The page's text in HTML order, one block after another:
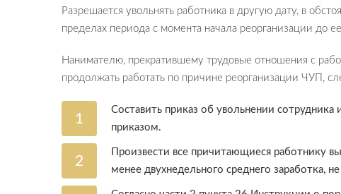
Разрешается увольнять работника в другую дату, в
пределах периода с момента начала реорганизации до
Нанимателю, прекратившему трудовые отношения с
продолжать работать по причине реорганизации ЧУП,
Составить приказ об увольнении
приказом.
Произвести все причитающиеся работнику
менее двухнедельного среднего заработка,